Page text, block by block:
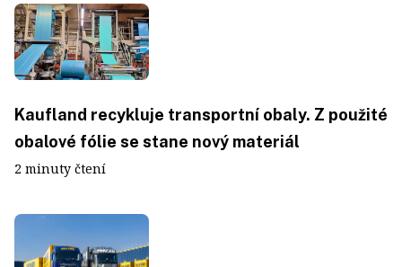
Kaufland recykluje transportní obaly. Z použité
obalové fólie se stane nový materiál
2 minuty čtení